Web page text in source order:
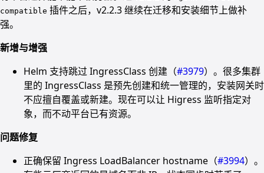
compatible 插件之后，v2.2.3 继续在迁移和安装细节上做补
强。
新增与增强
Helm 支持跳过 IngressClass 创建（#3979）。很多集群
里的 IngressClass 是预先创建和统一管理的，安装网关时
不应擅自覆盖或新建。现在可以让 Higress 监听指定对
象，而不动平台已有资源。
问题修复
正确保留 Ingress LoadBalancer hostname（#3994）。